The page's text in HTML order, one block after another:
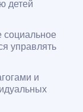
детей
социальное
управлять
и